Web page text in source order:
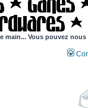
main... Vous pouvez